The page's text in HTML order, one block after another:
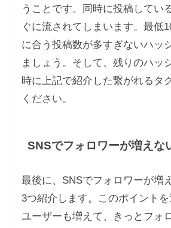
うことです。同時に投稿してい
ぐに流されてしまいます。最低
に合う投稿数が多すぎないハッ
ましょう。そして、残りのハッ
時に上記で紹介した繋がれるタ
ください。
SNSでフォロワーが増えな
最後に、SNSでフォロワーが増
3つ紹介します。このポイント
ユーザーも増えて、きっとフォ